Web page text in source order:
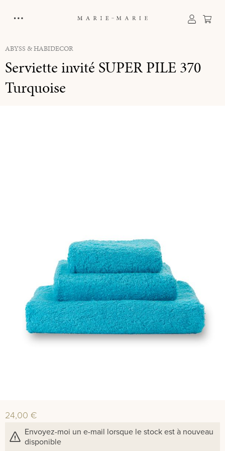
Le
Serviette invité SUPER PILE 370
Turquoise
ABYSS & HABIDECOR
24,00 €
Envoyez-moi un e-mail lorsque le stock est à nouveau
disponible